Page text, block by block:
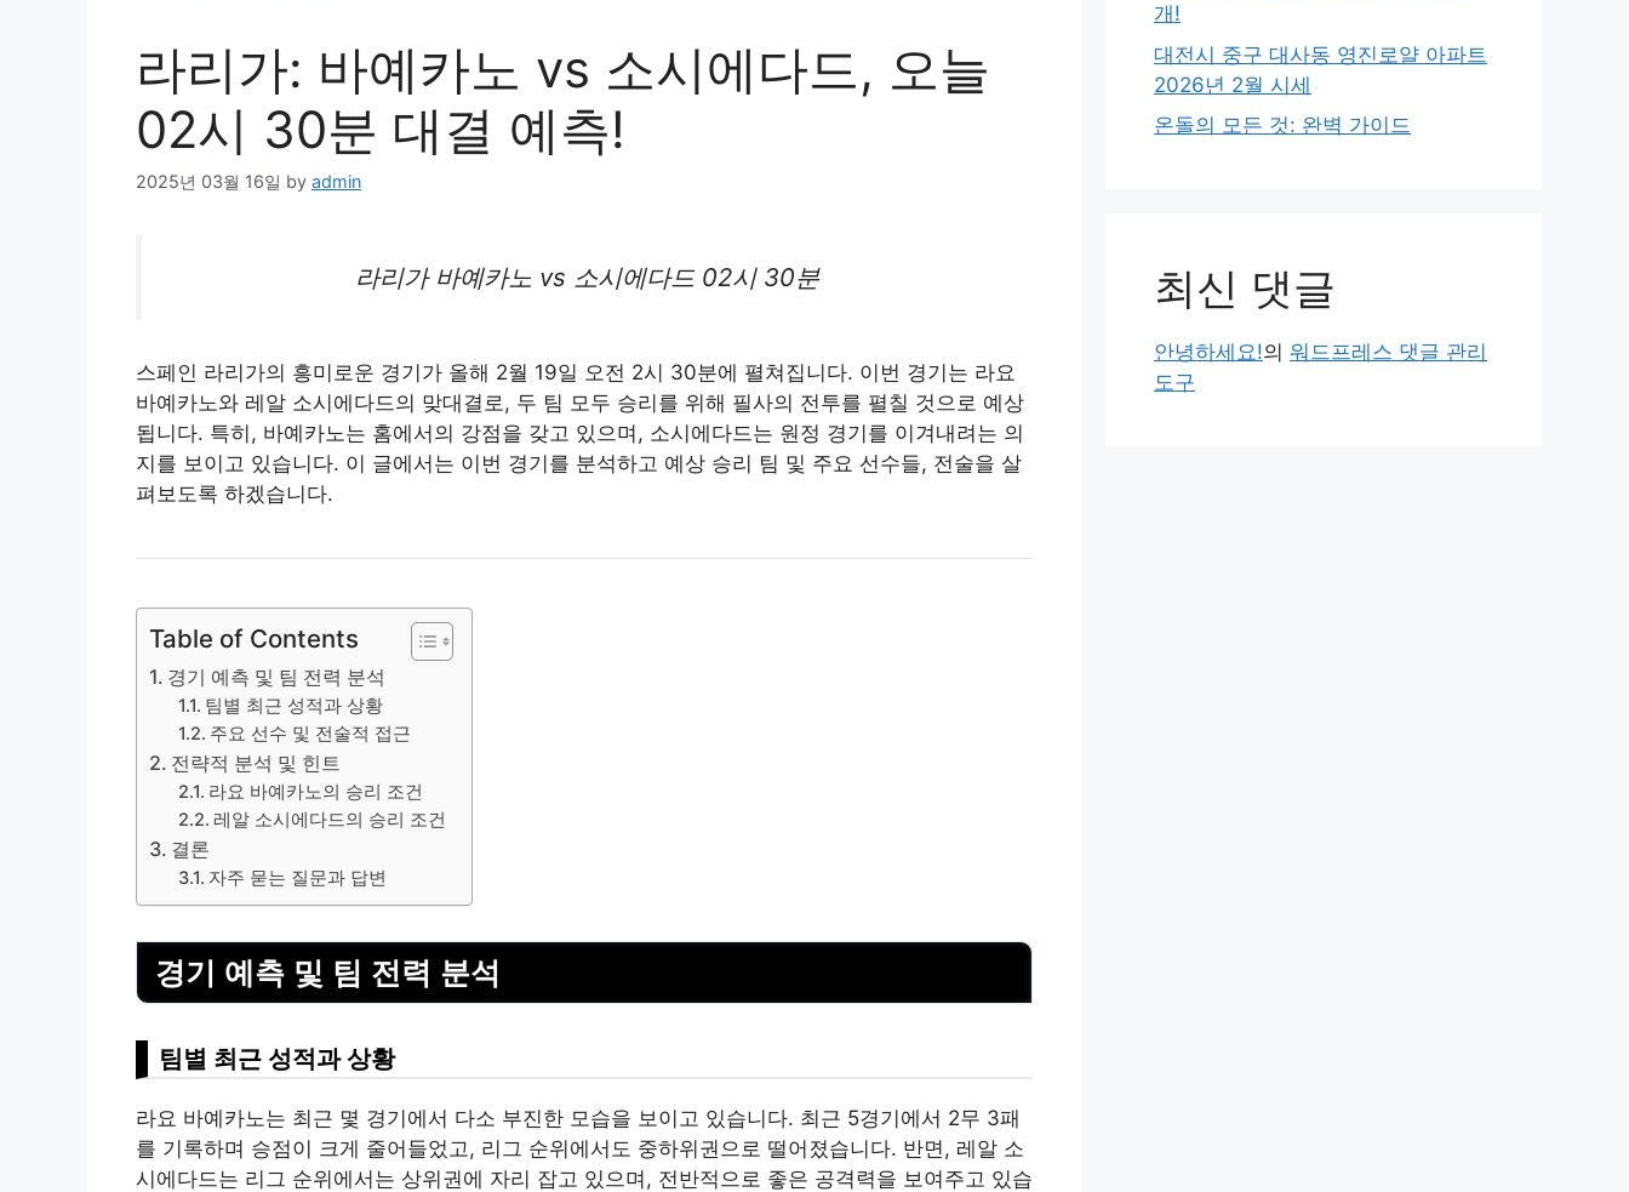
라리가: 바예카노 vs 소시에다드, 오늘
02시 30분 대결 예측!
2025년 03월 16일 by admin
라리가 바예카노 vs 소시에다드 02시 30분
스페인 라리가의 흥미로운 경기가 올해 2월 19일 오전 2시 30분에 펼쳐집니다. 이번 경기는 라요
바예카노와 레알 소시에다드의 맞대결로, 두 팀 모두 승리를 위해 필사의 전투를 펼칠 것으로 예상
됩니다. 특히, 바예카노는 홈에서의 강점을 갖고 있으며, 소시에다드는 원정 경기를 이겨내려는 의
지를 보이고 있습니다. 이 글에서는 이번 경기를 분석하고 예상 승리 팀 및 주요 선수들, 전술을 살
펴보도록 하겠습니다.
Table of Contents
경기 예측 및 팀 전력 분석
팀별 최근 성적과 상황
주요 선수 및 전술적 접근
전략적 분석 및 힌트
라요 바예카노의 승리 조건
레알 소시에다드의 승리 조건
결론
자주 묻는 질문과 답변
경기 예측 및 팀 전력 분석
팀별 최근 성적과 상황
라요 바예카노는 최근 몇 경기에서 다소 부진한 모습을 보이고 있습니다. 최근 5경기에서 2무 3패
를 기록하며 승점이 크게 줄어들었고, 리그 순위에서도 중하위권으로 떨어졌습니다. 반면, 레알 소
시에다드는 리그 순위에서는 상위권에 자리 잡고 있으며, 전반적으로 좋은 공격력을 보여주고 있습
개!
대전시 중구 대사동 영진로얄 아파트
2026년 2월 시세
온돌의 모든 것: 완벽 가이드
최신 댓글
안녕하세요!의 워드프레스 댓글 관리
도구